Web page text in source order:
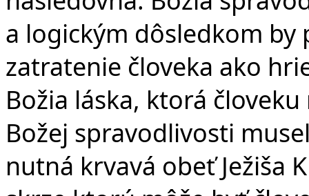
a logickým dôsledkom
zatratenie človeka ako
Božia láska, ktorá
Božej spravodlivosti
nutná krvavá obeť Ježiša